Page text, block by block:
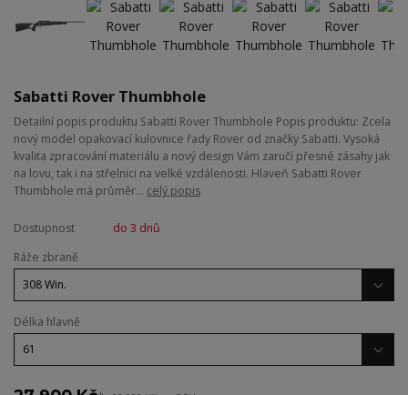
Sabatti Rover Thumbhole
Detailní popis produktu Sabatti Rover Thumbhole Popis produktu: Zcela
nový model opakovací kulovnice řady Rover od značky Sabatti. Vysoká
kvalita zpracování materiálu a nový design Vám zaručí přesné zásahy jak
na lovu, tak i na střelnici na velké vzdálenosti. Hlaveň Sabatti Rover
Thumbhole má průměr... celý popis
Dostupnost
do 3 dnů
Ráže zbraně
Délka hlavně